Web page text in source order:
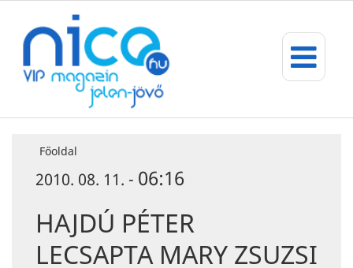
Főoldal
2010. 08. 11. - 06:16
HAJDÚ PÉTER
LECSAPTA MARY ZSUZSI